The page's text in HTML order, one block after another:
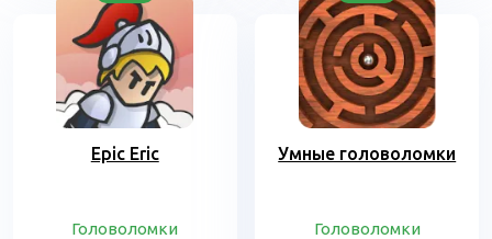
Epic Eric
Головоломки
Умные головоломки
Головоломки